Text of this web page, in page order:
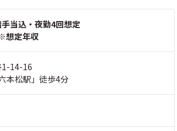
当込・夜勤4回想定
定年収
1-14-16
本松駅」徒歩4分